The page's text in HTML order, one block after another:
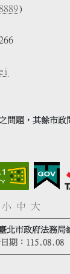
)
問題，其餘市政
小 中 大
北市政府法務局
期： 115.08.08